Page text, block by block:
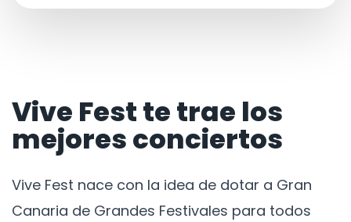
Vive Fest te trae los
mejores conciertos
Vive Fest nace con la idea de dotar a Gran
Canaria de Grandes Festivales para todos